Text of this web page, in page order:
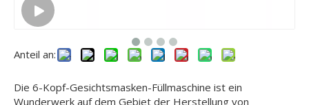
Anteil an:
Die 6-Kopf-Gesichtsmasken-Füllmaschine ist ein
Wunderwerk auf dem Gebiet der Herstellung von